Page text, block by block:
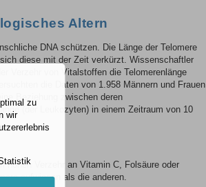
Altern
DNA schützen. Die Länge der Telomere
diese mit der Zeit verkürzt. Wissenschaftler
Verzehr von Vitalstoffen die Telomerenlänge
die Daten von 1.958 Männern und Frauen
Beziehung zwischen deren
(der Leukozyten) in einem Zeitraum von 10
hohen Verzehr an Vitamin C, Folsäure oder
aufwiesen als die anderen.
zu
wir